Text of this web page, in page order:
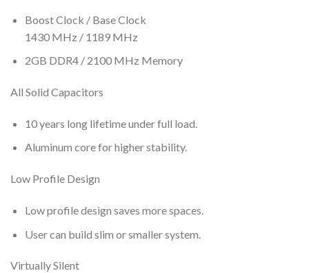
Boost Clock / Base Clock
1430 MHz / 1189 MHz
2GB DDR4 / 2100 MHz Memory
All Solid Capacitors
10 years long lifetime under full load.
Aluminum core for higher stability.
Low Profile Design
Low profile design saves more spaces.
User can build slim or smaller system.
Virtually Silent